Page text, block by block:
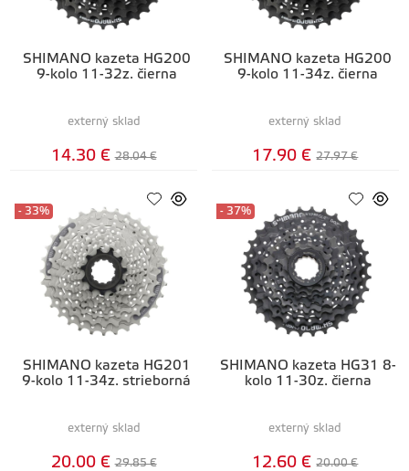
SHIMANO kazeta HG200
9-kolo 11-32z. čierna
externý sklad
14.30 € 28.04 €
SHIMANO kazeta HG200
9-kolo 11-34z. čierna
externý sklad
17.90 € 27.97 €
SHIMANO kazeta HG201
9-kolo 11-34z. strieborná
- 33%
externý sklad
20.00 € 29.85 €
SHIMANO kazeta HG31 8-
kolo 11-30z. čierna
- 37%
externý sklad
12.60 € 20.00 €